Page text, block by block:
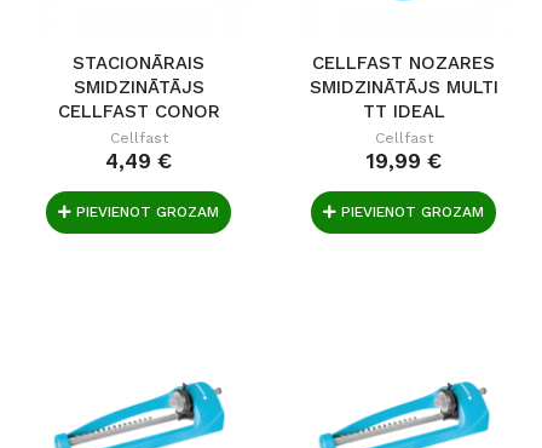
STACIONĀRAIS
SMIDZINĀTĀJS
CELLFAST CONOR
IDEAL
Cellfast
4,49 €
PIEVIENOT GROZAM
CELLFAST NOZARES
SMIDZINĀTĀJS MULTI
TT IDEAL
Cellfast
19,99 €
PIEVIENOT GROZAM